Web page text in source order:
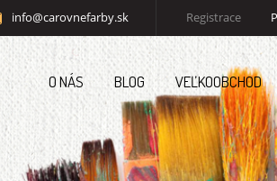
info@carovnefarby.sk Registrace
O NÁS BLOG VEĽKOOBCHOD